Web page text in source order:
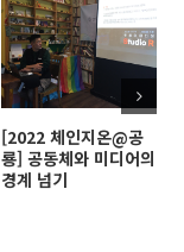
[2022 체인지온@공
룡] 공동체와 미디어의
경계 넘기